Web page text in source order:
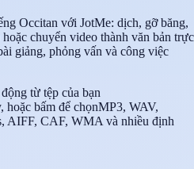
Occitan với JotMe: dịch, gỡ băng,
chuyển video thành văn bản trực
giảng, phỏng vấn và công việc
từ tệp của bạn
hoặc bấm để chọnMP3, WAV,
CAF, WMA và nhiều định